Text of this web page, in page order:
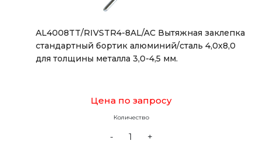
AL4008TT/RIVSTR4-8AL/AC Вытяжная заклепка
стандартный бортик алюминий/сталь 4,0х8,0
для толщины металла 3,0-4,5 мм.
Цена по запросу
Количество
- +